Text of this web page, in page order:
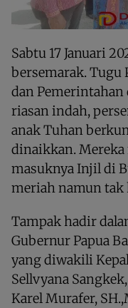
Sabtu 17 Januari
bersemarak.
dan Pemerintahan
riasan indah,
anak Tuhan
dinaikkan. Mereka
masuknya Injil di
meriah namun tak
Tampak hadir
Gubernur Papua
yang diwakili
Sellvyana
Karel Murafer,